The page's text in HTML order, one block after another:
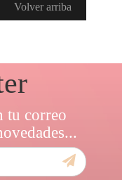
Volver arriba
tu correo